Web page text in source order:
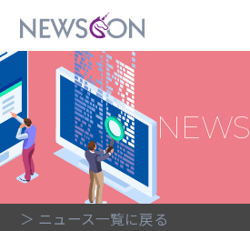
NEWS
＞ ニュース一覧に戻る